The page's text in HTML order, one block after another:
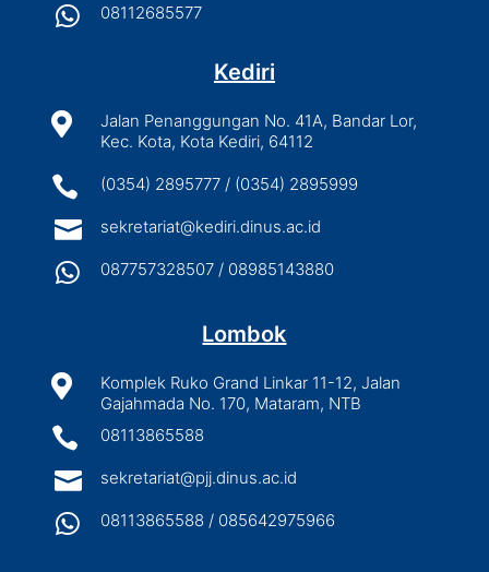
 08112685577
Kediri

Jalan Penanggungan No. 41A, Bandar Lor,
Kec. Kota, Kota Kediri, 64112
 (0354) 2895777 / (0354) 2895999
 sekretariat@kediri.dinus.ac.id
 087757328507 / 08985143880
Lombok

Komplek Ruko Grand Linkar 11-12, Jalan
Gajahmada No. 170, Mataram, NTB
 08113865588
 sekretariat@pjj.dinus.ac.id
 08113865588 / 085642975966